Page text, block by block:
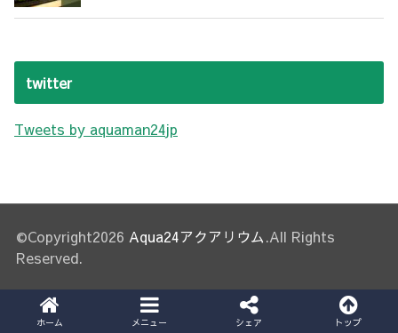
twitter
Tweets by aquaman24jp
©Copyright2026 Aqua24アクアリウム.All Rights
Reserved.
ホーム メニュー シェア トップ